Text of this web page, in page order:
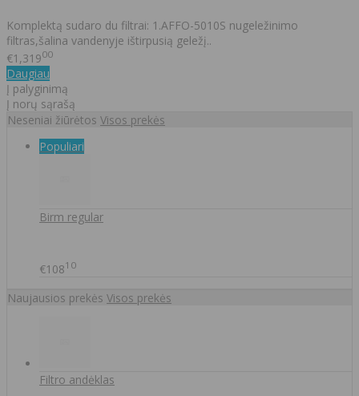
Komplektą sudaro du filtrai: 1.AFFO-5010S nugeležinimo
filtras,šalina vandenyje ištirpusią geležį..
€1,31900
Daugiau
Į palyginimą
Į norų sąrašą
Neseniai žiūrėtos Visos prekės
Populiari
Birm regular
€10810
Naujausios prekės Visos prekės
Filtro andėklas